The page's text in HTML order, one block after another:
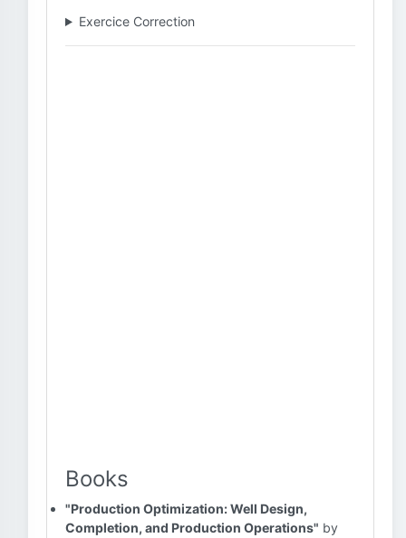
Exercice Correction
Books
"Production Optimization: Well Design,
Completion, and Production Operations" by